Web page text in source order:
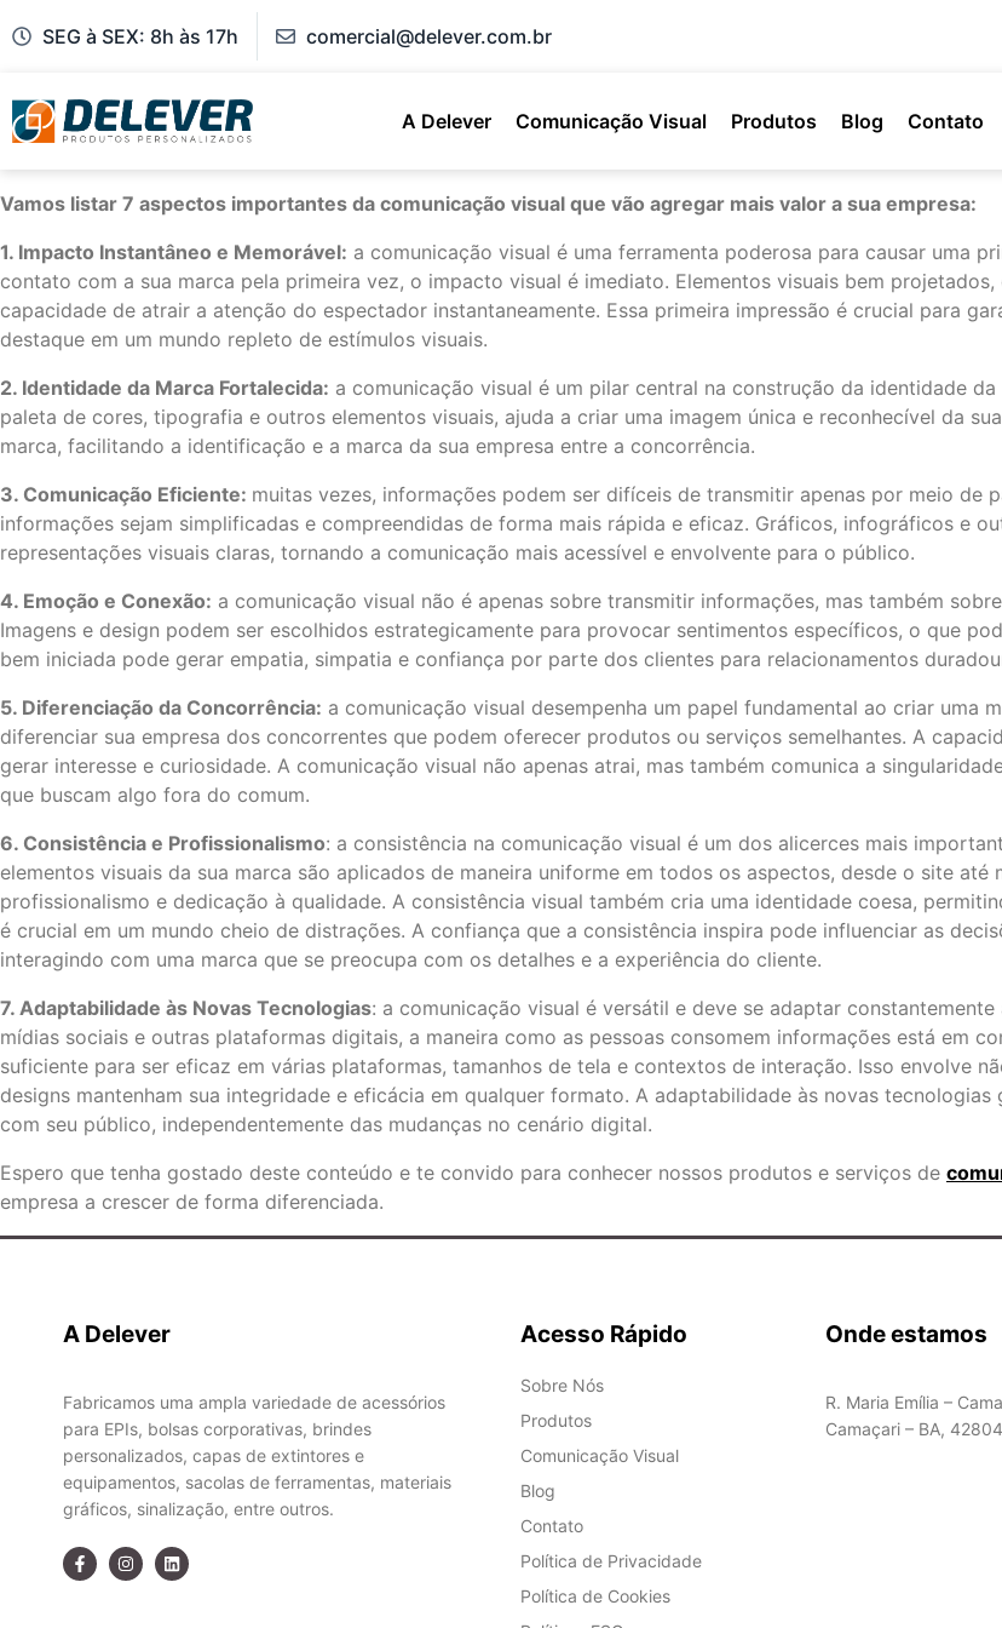
SEG à SEX: 8h às 17h comercial@delever.com.br
A Delever Comunicação Visual Produtos Blog Contato
Vamos listar 7 aspectos importantes da comunicação visual que vão agregar mais valor a sua empresa:
1. Impacto Instantâneo e Memorável: a comunicação visual é uma ferramenta poderosa para causar uma
contato com a sua marca pela primeira vez, o impacto visual é imediato. Elementos visuais bem
capacidade de atrair a atenção do espectador instantaneamente. Essa primeira impressão é crucial para
destaque em um mundo repleto de estímulos visuais.
2. Identidade da Marca Fortalecida: a comunicação visual é um pilar central na construção da identidade
paleta de cores, tipografia e outros elementos visuais, ajuda a criar uma imagem única e reconhecível da
marca, facilitando a identificação e a marca da sua empresa entre a concorrência.
3. Comunicação Eficiente: muitas vezes, informações podem ser difíceis de transmitir apenas por meio de
informações sejam simplificadas e compreendidas de forma mais rápida e eficaz. Gráficos, infográficos e
representações visuais claras, tornando a comunicação mais acessível e envolvente para o público.
4. Emoção e Conexão: a comunicação visual não é apenas sobre transmitir informações, mas também
Imagens e design podem ser escolhidos estrategicamente para provocar sentimentos específicos, o que
bem iniciada pode gerar empatia, simpatia e confiança por parte dos clientes para relacionamentos
5. Diferenciação da Concorrência: a comunicação visual desempenha um papel fundamental ao criar uma
diferenciar sua empresa dos concorrentes que podem oferecer produtos ou serviços semelhantes. A
gerar interesse e curiosidade. A comunicação visual não apenas atrai, mas também comunica a
que buscam algo fora do comum.
6. Consistência e Profissionalismo: a consistência na comunicação visual é um dos alicerces mais
elementos visuais da sua marca são aplicados de maneira uniforme em todos os aspectos, desde o site
profissionalismo e dedicação à qualidade. A consistência visual também cria uma identidade coesa,
é crucial em um mundo cheio de distrações. A confiança que a consistência inspira pode influenciar as
interagindo com uma marca que se preocupa com os detalhes e a experiência do cliente.
7. Adaptabilidade às Novas Tecnologias: a comunicação visual é versátil e deve se adaptar
mídias sociais e outras plataformas digitais, a maneira como as pessoas consomem informações está em
suficiente para ser eficaz em várias plataformas, tamanhos de tela e contextos de interação. Isso envolve
designs mantenham sua integridade e eficácia em qualquer formato. A adaptabilidade às novas
com seu público, independentemente das mudanças no cenário digital.
Espero que tenha gostado deste conteúdo e te convido para conhecer nossos produtos e serviços de
empresa a crescer de forma diferenciada.
A Delever
Fabricamos uma ampla variedade de acessórios
para EPIs, bolsas corporativas, brindes
personalizados, capas de extintores e
equipamentos, sacolas de ferramentas, materiais
gráficos, sinalização, entre outros.
Acesso Rápido
Sobre Nós
Produtos
Comunicação Visual
Blog
Contato
Política de Privacidade
Política de Cookies
Onde estamos
R. Maria Emília –
Camaçari – BA,